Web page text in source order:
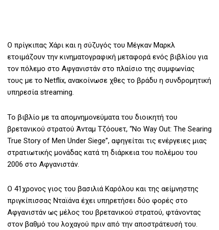
Ο πρίγκιπας Χάρι και η σύζυγός του Μέγκαν Μαρκλ
ετοιμάζουν την κινηματογραφική μεταφορά ενός βιβλίου για
τον πόλεμο στο Αφγανιστάν στο πλαίσιο της συμφωνίας
τους με το Netflix, ανακοίνωσε χθες το βράδυ η συνδρομητική
υπηρεσία streaming.
Το βιβλίο με τα απομνημονεύματα του διοικητή του
βρετανικού στρατού Άνταμ Τζόουετ, “No Way Out: The Searing
True Story of Men Under Siege”, αφηγείται τις ενέργειες μιας
στρατιωτικής μονάδας κατά τη διάρκεια του πολέμου του
2006 στο Αφγανιστάν.
Ο 41χρονος γιος του βασιλιά Καρόλου και της αείμνηστης
πριγκίπισσας Νταϊάνα έχει υπηρετήσει δύο φορές στο
Αφγανιστάν ως μέλος του βρετανικού στρατού, φτάνοντας
στον βαθμό του λοχαγού πριν από την αποστράτευσή του.